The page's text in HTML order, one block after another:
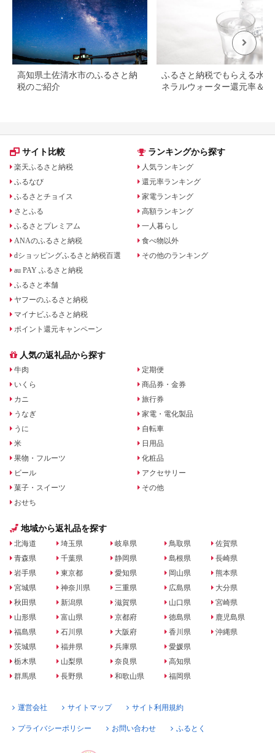
高知県土佐清水市のふるさと納
税のご紹介
ふるさと納税でもらえる水・
ネラルウォーター還元率＆レ
サイト比較
楽天ふるさと納税
ふるなび
ふるさとチョイス
さとふる
ふるさとプレミアム
ANAのふるさと納税
dショッピングふるさと納税百選
au PAY ふるさと納税
ふるさと本舗
ヤフーのふるさと納税
マイナビふるさと納税
ポイント還元キャンペーン
ランキングから探す
人気ランキング
還元率ランキング
家電ランキング
高額ランキング
一人暮らし
食べ物以外
その他のランキング
人気の返礼品から探す
牛肉
いくら
カニ
うなぎ
うに
米
果物・フルーツ
ビール
菓子・スイーツ
おせち
定期便
商品券・金券
旅行券
家電・電化製品
自転車
日用品
化粧品
アクセサリー
その他
地域から返礼品を探す
北海道
青森県
岩手県
宮城県
秋田県
山形県
福島県
茨城県
栃木県
群馬県
埼玉県
千葉県
東京都
神奈川県
新潟県
富山県
石川県
福井県
山梨県
長野県
岐阜県
静岡県
愛知県
三重県
滋賀県
京都府
大阪府
兵庫県
奈良県
和歌山県
鳥取県
島根県
岡山県
広島県
山口県
徳島県
香川県
愛媛県
高知県
福岡県
佐賀県
長崎県
熊本県
大分県
宮崎県
鹿児島県
沖縄県
運営会社 サイトマップ サイト利用規約
プライバシーポリシー お問い合わせ ふるとく